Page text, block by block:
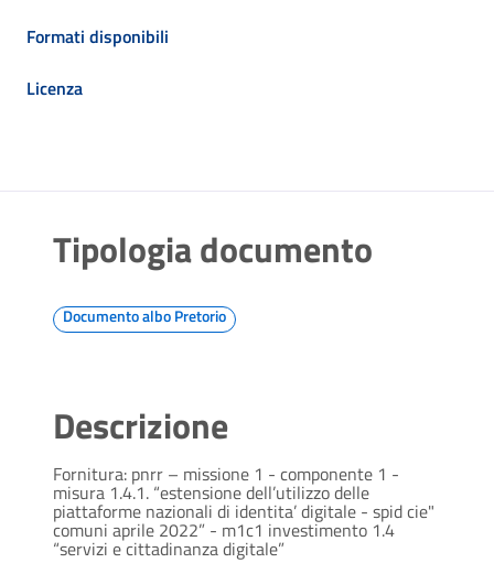
Formati disponibili
Licenza
Tipologia documento
Documento albo Pretorio
Descrizione
Fornitura: pnrr – missione 1 - componente 1 -
misura 1.4.1. “estensione dell’utilizzo delle
piattaforme nazionali di identita’ digitale - spid cie"
comuni aprile 2022” - m1c1 investimento 1.4
“servizi e cittadinanza digitale”